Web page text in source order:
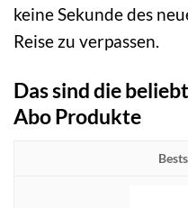
keine Sekunde des
Reise zu verpassen.
Das sind die
Abo Produkte